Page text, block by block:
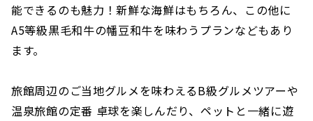
能できるのも魅力！新鮮な海鮮はもちろん、この他に
A5等級黒毛和牛の幡豆和牛を味わうプランなどもあり
ます。
旅館周辺のご当地グルメを味わえるB級グルメツアーや
温泉旅館の定番 卓球を楽しんだり、ペットと一緒に遊